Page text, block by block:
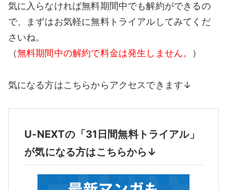
気に入らなければ無料期間中でも解約ができるの
で、まずはお気軽に無料トライアルしてみてくだ
さいね。
（無料期間中の解約で料金は発生しません。 ）
気になる方はこちらからアクセスできます↓
U-NEXTの「31日間無料トライアル」
が気になる方はこちらから↓